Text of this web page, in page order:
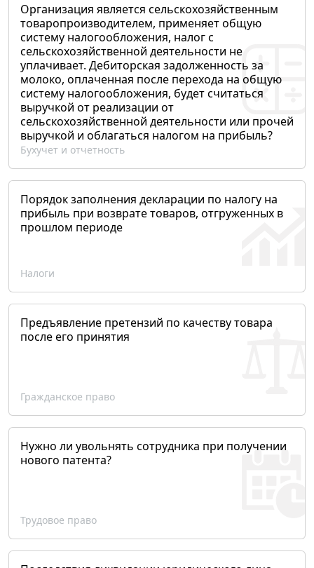
Организация является сельскохозяйственным
товаропроизводителем, применяет общую
систему налогообложения, налог с
сельскохозяйственной деятельности не
уплачивает. Дебиторская задолженность за
молоко, оплаченная после перехода на общую
систему налогообложения, будет считаться
выручкой от реализации от
сельскохозяйственной деятельности или прочей
выручкой и облагаться налогом на прибыль?
Бухучет и отчетность
Порядок заполнения декларации по налогу на
прибыль при возврате товаров, отгруженных в
прошлом периоде
Налоги
Предъявление претензий по качеству товара
после его принятия
Гражданское право
Нужно ли увольнять сотрудника при получении
нового патента?
Трудовое право